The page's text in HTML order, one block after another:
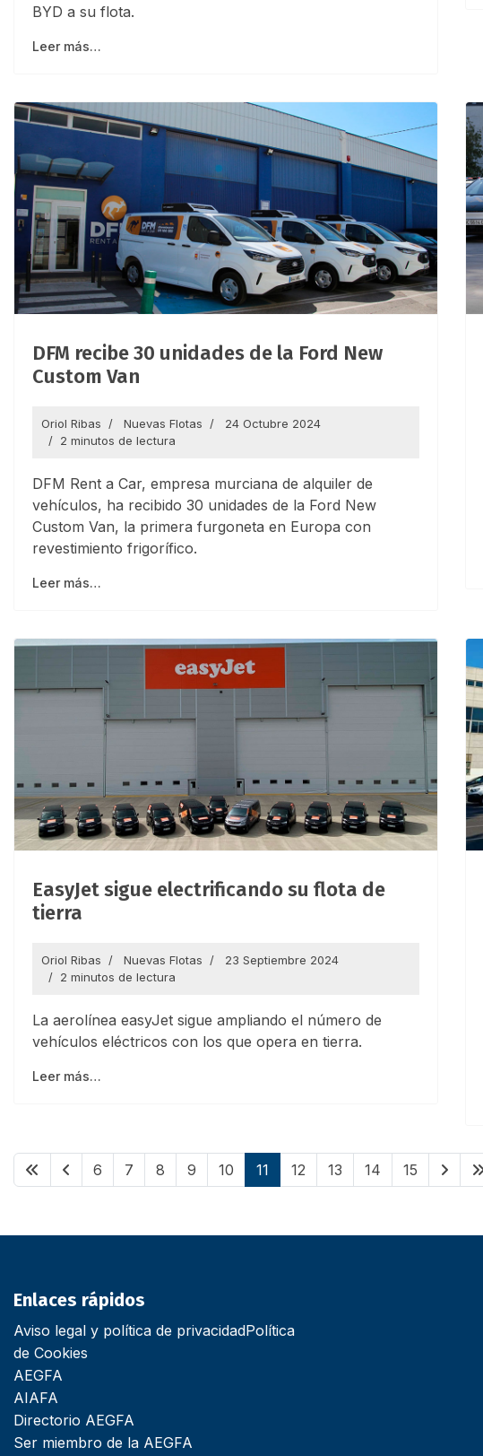
BYD a su flota.
Leer más…
DFM recibe 30 unidades de la Ford New
Custom Van
Oriol Ribas Nuevas Flotas
24 Octubre 2024
2 minutos de lectura
DFM Rent a Car, empresa murciana de alquiler de
vehículos, ha recibido 30 unidades de la Ford New
Custom Van, la primera furgoneta en Europa con
revestimiento frigorífico.
Leer más…
EasyJet sigue electrificando su flota de
tierra
Oriol Ribas Nuevas Flotas
23 Septiembre 2024
2 minutos de lectura
La aerolínea easyJet sigue ampliando el número de
vehículos eléctricos con los que opera en tierra.
Leer más…
6 7 8 9 10 11 12 13 14 15
Enlaces rápidos
Aviso legal y política de privacidadPolítica
de Cookies
AEGFA
AIAFA
Directorio AEGFA
Ser miembro de la AEGFA